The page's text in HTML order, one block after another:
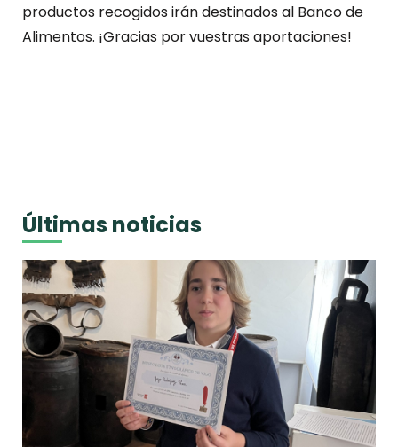
productos recogidos irán destinados al Banco de
Alimentos. ¡Gracias por vuestras aportaciones!
Últimas noticias